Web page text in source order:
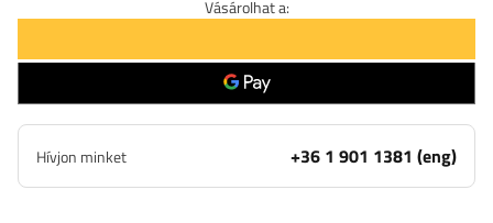
Vásárolhat a:
Hívjon minket +36 1 901 1381 (eng)